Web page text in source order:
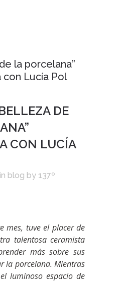
la porcelana”
Lucía Pol
DE
CON LUCÍA
in blog by 137º
mes, tuve el placer de
talentosa ceramista
más sobre sus
la porcelana. Mientras
luminoso espacio de